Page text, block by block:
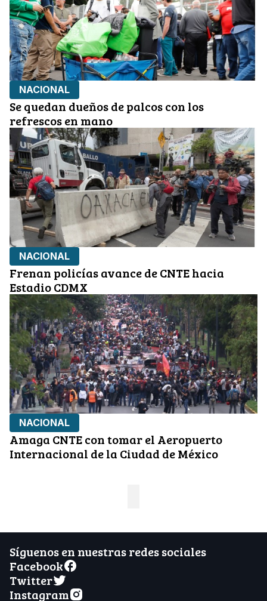
NACIONAL
Se quedan dueños de palcos con los
refrescos en mano
NACIONAL
Frenan policías avance de CNTE hacia
Estadio CDMX
NACIONAL
Amaga CNTE con tomar el Aeropuerto
Internacional de la Ciudad de México
Síguenos en nuestras redes sociales
Facebook
Twitter
Instagram